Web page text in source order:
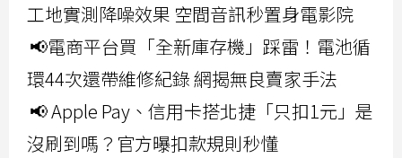
工地實測降噪效果 空間音訊秒置身電影院
📢電商平台買「全新庫存機」踩雷！電池循
環44次還帶維修紀錄 網揭無良賣家手法
📢 Apple Pay、信用卡搭北捷「只扣1元」是
沒刷到嗎？官方曝扣款規則秒懂